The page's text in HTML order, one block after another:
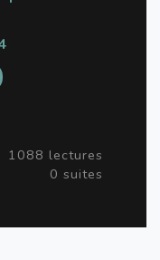
1088 lectures
0 suites